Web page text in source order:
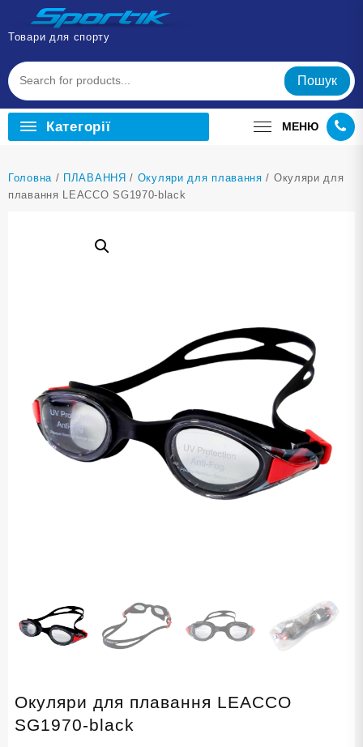
Перейти
вмісту
Товари для спорту
Пошук
Категорії МЕНЮ
Головна / ПЛАВАННЯ / Окуляри для плавання / Окуляри для
плавання LEACCO SG1970-black
Окуляри для плавання LEACCO
SG1970-black